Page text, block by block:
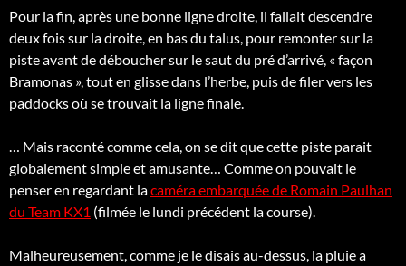
Pour la fin, après une bonne ligne droite, il fallait descendre
deux fois sur la droite, en bas du talus, pour remonter sur la
piste avant de déboucher sur le saut du pré d’arrivé, « façon
Bramonas », tout en glisse dans l’herbe, puis de filer vers les
paddocks où se trouvait la ligne finale.
… Mais raconté comme cela, on se dit que cette piste parait
globalement simple et amusante… Comme on pouvait le
penser en regardant lacaméra embarquée de Romain Paulhan
du Team KX1 (filmée le lundi précédent la course).
Malheureusement, comme je le disais au-dessus, la pluie a